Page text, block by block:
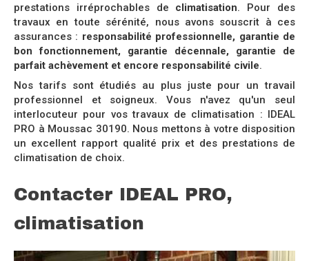
prestations irréprochables de climatisation. Pour des
travaux en toute sérénité, nous avons souscrit à ces
assurances : responsabilité professionnelle, garantie de
bon fonctionnement, garantie décennale, garantie de
parfait achèvement et encore responsabilité civile.
Nos tarifs sont étudiés au plus juste pour un travail
professionnel et soigneux. Vous n'avez qu'un seul
interlocuteur pour vos travaux de climatisation : IDEAL
PRO à Moussac 30190. Nous mettons à votre disposition
un excellent rapport qualité prix et des prestations de
climatisation de choix.
Contacter IDEAL PRO,
climatisation